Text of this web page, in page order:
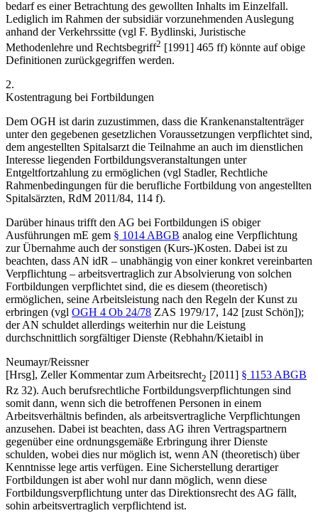
bedarf es einer Betrachtung des gewollten Inhalts im Einzelfall.
Lediglich im Rahmen der subsidiär vorzunehmenden Auslegung
anhand der Verkehrssitte (vgl F. Bydlinski, Juristische
Methodenlehre und Rechtsbegriff2 [1991] 465 ff) könnte auf obige
Definitionen zurückgegriffen werden.
2.
Kostentragung bei Fortbildungen
Dem OGH ist darin zuzustimmen, dass die Krankenanstaltenträger
unter den gegebenen gesetzlichen Voraussetzungen verpflichtet sind,
dem angestellten Spitalsarzt die Teilnahme an auch im dienstlichen
Interesse liegenden Fortbildungsveranstaltungen unter
Entgeltfortzahlung zu ermöglichen (vgl Stadler, Rechtliche
Rahmenbedingungen für die berufliche Fortbildung von angestellten
Spitalsärzten, RdM 2011/84, 114 f).
Darüber hinaus trifft den AG bei Fortbildungen iS obiger
Ausführungen mE gem § 1014 ABGB analog eine Verpflichtung
zur Übernahme auch der sonstigen (Kurs-)Kosten. Dabei ist zu
beachten, dass AN idR – unabhängig von einer konkret vereinbarten
Verpflichtung – arbeitsvertraglich zur Absolvierung von solchen
Fortbildungen verpflichtet sind, die es diesem (theoretisch)
ermöglichen, seine Arbeitsleistung nach den Regeln der Kunst zu
erbringen (vgl OGH 4 Ob 24/78 ZAS 1979/17, 142 [zust Schön]);
der AN schuldet allerdings weiterhin nur die Leistung
durchschnittlich sorgfältiger Dienste (Rebhahn/Kietaibl in
Neumayr/Reissner
[Hrsg], Zeller Kommentar zum Arbeitsrecht2 [2011] § 1153 ABGB
Rz 32). Auch berufsrechtliche Fortbildungsverpflichtungen sind
somit dann, wenn sich die betroffenen Personen in einem
Arbeitsverhältnis befinden, als arbeitsvertragliche Verpflichtungen
anzusehen. Dabei ist beachten, dass AG ihren Vertragspartnern
gegenüber eine ordnungsgemäße Erbringung ihrer Dienste
schulden, wobei dies nur möglich ist, wenn AN (theoretisch) über
Kenntnisse lege artis verfügen. Eine Sicherstellung derartiger
Fortbildungen ist aber wohl nur dann möglich, wenn diese
Fortbildungsverpflichtung unter das Direktionsrecht des AG fällt,
sohin arbeitsvertraglich verpflichtend ist.